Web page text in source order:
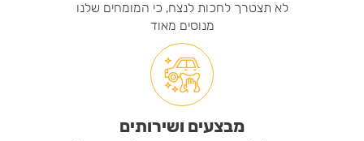
לא תצטרך לחכות לנצח, כי המומחים שלנו
מנוסים מאוד
מבצעים ושירותים